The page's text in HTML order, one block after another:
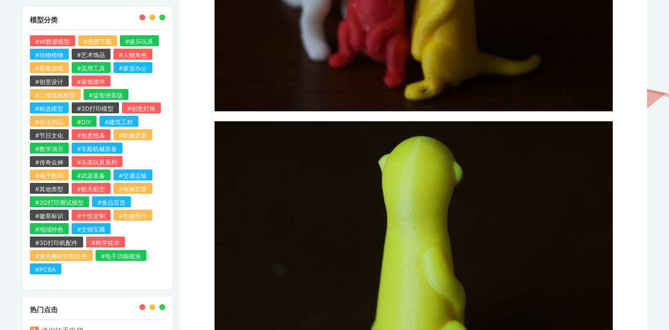
模型分类
#stl数据模型 #免费下载
#娱乐玩具
#动物植物
#艺术饰品
#人物角色
#影视游戏
#实用工具
#家居办公
#创意设计
#装饰摆件
#二维线框模型
#益智拼装版
#精选模型
#3D打印模型
#创意灯饰
#生活用品
#DIY
#建筑工程
#节日文化
#创意线条
#机械装置
#教学演示
#车船机械装备
#传奇众神
#乐高玩具系列
#电子数码
#武器装备
#交通运输
#其他类型
#航天航空
#收纳归置
#3D打印测试模型
#食品百货
#徽章标识
#个性定制
#生物医疗
#地域特色
#文物宝藏
#3D打印机配件
#科学技术
#激光雕刻切割文件
#电子功能模块
#PCBA
热门点击